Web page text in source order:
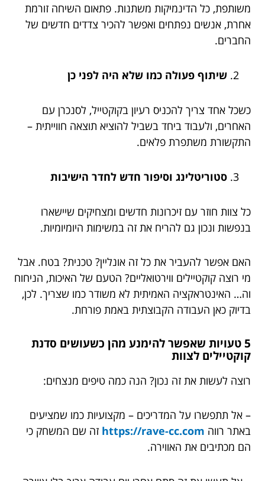
משותפת, כל הדינמיקות משתנות. פתאום השיחה זורמת
אחרת, אנשים נפתחים ואפשר להכיר צדדים חדשים של
החברים.
שיתוף פעולה כמו שלא היה לפני כן
כשכל אחד צריך להכניס רעיון בקוקטייל, לסנכרן עם
האחרים, ולעבוד ביחד בשביל להוציא תוצאה חווייתית –
התקשורת משתפרת פלאים.
סטוריטלינג וסיפור חדש לחדר הישיבות
כל צוות חוזר עם זיכרונות חדשים ומצחיקים שיישארו
בנפשות ונכון גם להריח את זה במשימות היומיומיות.
האם אפשר להעביר את כל זה אונליין? טכנית? בטח. אבל
מי רוצה קוקטיילים ווירטואליים? הטעם של האיכות, הניחוח
וה… האינטראקציה האמיתית לא משודר כמו שצריך. לכן,
בדיוק כאן העבודה הקבוצתית באמת פורחת.
5 טעויות שאפשר להימנע מהן כשעושים סדנת
קוקטיילים לצוות
רוצה לעשות את זה נכון? הנה כמה טיפים מנצחים:
– אל תתפשרו על המדריכים – מקצועיות כמו שמציעים
באתר רווה https://rave-cc.com זה שם המשחק כי
הם מכתיבים את האווירה.